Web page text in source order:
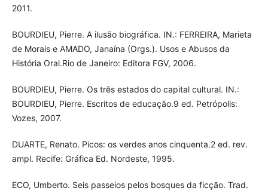
2011.
BOURDIEU, Pierre. A ilusão biográfica. IN.: FERREIRA, Marieta
de Morais e AMADO, Janaína (Orgs.). Usos e Abusos da
História Oral.Rio de Janeiro: Editora FGV, 2006.
BOURDIEU, Pierre. Os três estados do capital cultural. IN.:
BOURDIEU, Pierre. Escritos de educação.9 ed. Petrópolis:
Vozes, 2007.
DUARTE, Renato. Picos: os verdes anos cinquenta.2 ed. rev.
ampl. Recife: Gráfica Ed. Nordeste, 1995.
ECO, Umberto. Seis passeios pelos bosques da ficção. Trad.